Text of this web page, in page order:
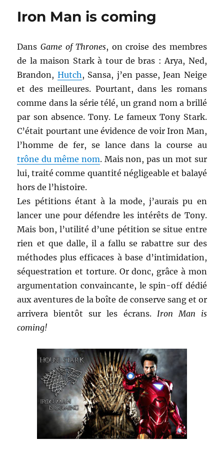
Iron Man is coming
DansGame of Thrones, on croise des membres
de la maison Stark à tour de bras : Arya, Ned,
Brandon, Hutch , Sansa, j’en passe, Jean Neige
et des meilleures. Pourtant, dans les romans
comme dans la série télé, un grand nom a brillé
par son absence. Tony. Le fameux Tony Stark.
C’était pourtant une évidence de voir Iron Man,
l’homme de fer, se lance dans la course au
trône du même nom. Mais non, pas un mot sur
lui, traité comme quantité négligeable et balayé
hors de l’histoire.
Les pétitions étant à la mode, j’aurais pu en
lancer une pour défendre les intérêts de Tony.
Mais bon, l’utilité d’une pétition se situe entre
rien et que dalle, il a fallu se rabattre sur des
méthodes plus efficaces à base d’intimidation,
séquestration et torture. Or donc, grâce à mon
argumentation convaincante, le spin-off dédié
aux aventures de la boîte de conserve sang et or
arrivera bientôt sur les écrans. Iron Man is
coming!